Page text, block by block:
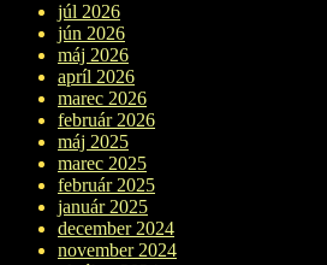
júl 2026
jún 2026
máj 2026
apríl 2026
marec 2026
február 2026
máj 2025
marec 2025
február 2025
január 2025
december 2024
november 2024